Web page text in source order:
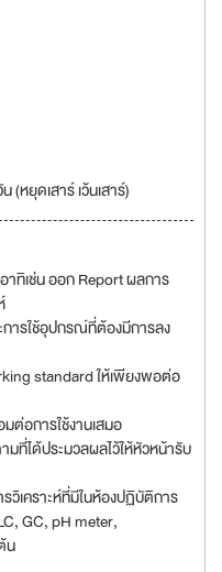
หยุดเสาร์ เว้นเสาร์)
าทิเช่น ออก Report ผลการ
การใช้อุปกรณ์ที่ต้องมีการลง
standard ให้เพียงพอต่อ
ต่อการใช้งานเสมอ
มที่ได้ประมวลผลไว้ให้หัวหน้ารับ
วิเคราะห์ที่มีในห้องปฏิบัติการ
GC, pH meter,
น